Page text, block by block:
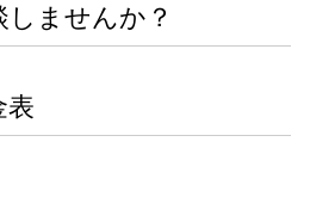
ませんか？
表